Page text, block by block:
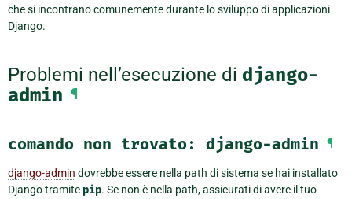
che si incontrano comunemente durante lo sviluppo di applicazioni
Django.
Problemi nell’esecuzione di django-
admin ¶
comando non trovato: django-admin ¶
django-admin dovrebbe essere nella path di sistema se hai installato
Django tramite pip. Se non è nella path, assicurati di avere il tuo